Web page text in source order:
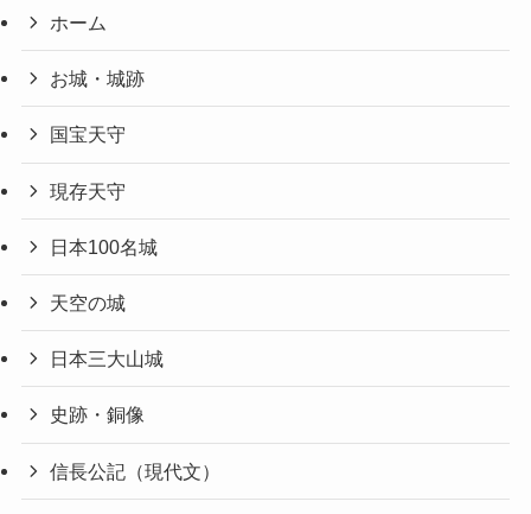
ホーム
お城・城跡
国宝天守
現存天守
日本100名城
天空の城
日本三大山城
史跡・銅像
信長公記（現代文）